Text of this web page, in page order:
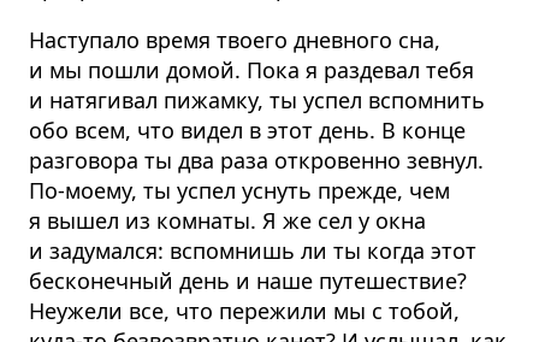
Наступало время твоего дневного сна,
и мы пошли домой. Пока я раздевал тебя
и натягивал пижамку, ты успел вспомнить
обо всем, что видел в этот день. В конце
разговора ты два раза откровенно зевнул.
По-моему, ты успел уснуть прежде, чем
я вышел из комнаты. Я же сел у окна
и задумался: вспомнишь ли ты когда этот
бесконечный день и наше путешествие?
Неужели все, что пережили мы с тобой,